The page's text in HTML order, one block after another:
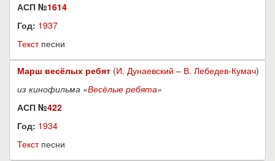
АСП №1614
Год: 1937
Текстпесни
Марш весёлых ребят (И. Дунаевский – В. Лебедев-Кумач)
из кинофильма «Весёлые ребята»
АСП №422
Год: 1934
Текстпесни